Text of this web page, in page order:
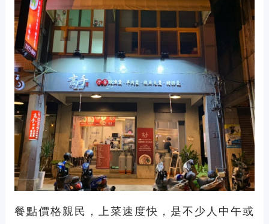
餐點價格親民，上菜速度快，是不少人中午或